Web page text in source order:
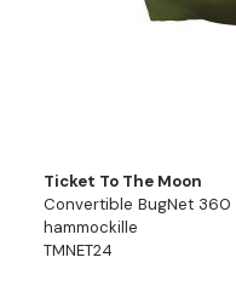
Ticket To The Moon
Convertible BugNet 360
hammockille
TMNET24